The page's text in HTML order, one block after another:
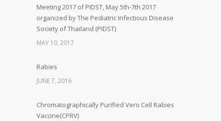
Meeting 2017 of PIDST, May 5th-7th 2017
organized by The Pediatric Infectious Disease
Society of Thailand (PIDST)
MAY 10, 2017
Rabies
JUNE 7, 2016
Chromatographically Purified Vero Cell Rabies
Vaccine(CPRV)